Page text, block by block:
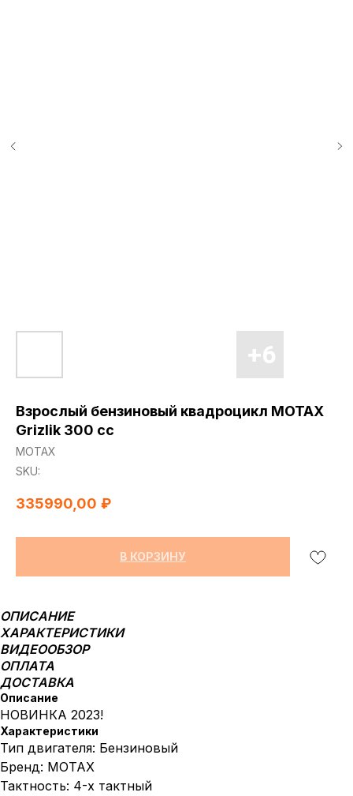
Взрослый бензиновый квадроцикл MOTAX
Grizlik 300 cc
МОТАХ
SKU:
335990,00 ₽
В КОРЗИНУ
ОПИСАНИЕ
ХАРАКТЕРИСТИКИ
ВИДЕООБЗОР
ОПЛАТА
ДОСТАВКА
Описание
НОВИНКА 2023!
Характеристики
Тип двигателя: Бензиновый
Бренд: MOTAX
Тактность: 4-х тактный